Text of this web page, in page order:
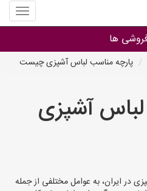
منوی
سایت
فروشی
ها
ها
رنگ طرح و کاربرد
پارچه مناسب لباس آشپزی چیست
آشپزی
در ایران، به عوامل مختلفی از جمله